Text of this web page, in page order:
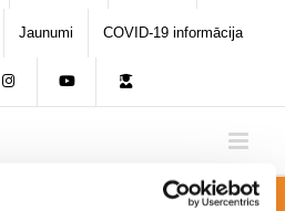
Jaunumi COVID-19 informācija